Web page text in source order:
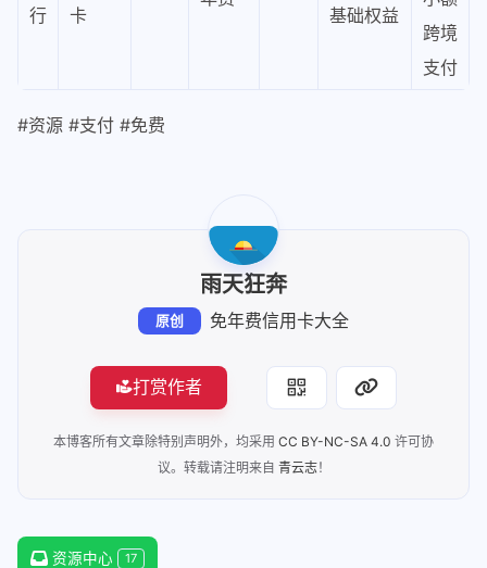
行 卡
基础权益
跨境
支付
#资源 #支付 #免费
雨天狂奔
原创 免年费信用卡大全
打赏作者
本博客所有文章除特别声明外，均采用 CC BY-NC-SA 4.0 许可协
议。转载请注明来自 青云志！
资源中心 17